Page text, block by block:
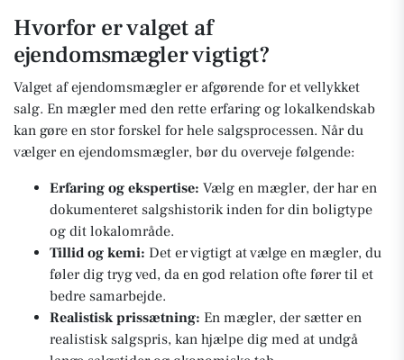
Hvorfor er valget af
ejendomsmægler vigtigt?
Valget af ejendomsmægler er afgørende for et vellykket
salg. En mægler med den rette erfaring og lokalkendskab
kan gøre en stor forskel for hele salgsprocessen. Når du
vælger en ejendomsmægler, bør du overveje følgende:
Erfaring og ekspertise: Vælg en mægler, der har en
dokumenteret salgshistorik inden for din boligtype
og dit lokalområde.
Tillid og kemi: Det er vigtigt at vælge en mægler, du
føler dig tryg ved, da en god relation ofte fører til et
bedre samarbejde.
Realistisk prissætning: En mægler, der sætter en
realistisk salgspris, kan hjælpe dig med at undgå